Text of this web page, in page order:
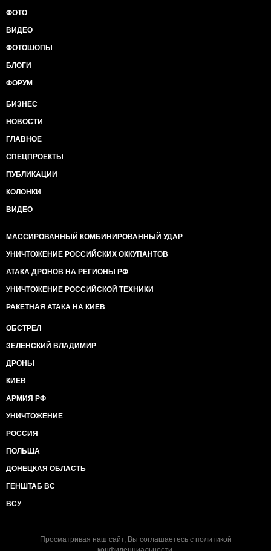
ФОТО
ВИДЕО
ФОТОШОПЫ
БЛОГИ
ФОРУМ
БИЗНЕС
НОВОСТИ
ГЛАВНОЕ
СПЕЦПРОЕКТЫ
ПУБЛИКАЦИИ
КОЛОНКИ
ВИДЕО
МАССИРОВАННЫЙ КОМБИНИРОВАННЫЙ УДАР
УНИЧТОЖЕНИЕ РОССИЙСКИХ ОККУПАНТОВ
АТАКА ДРОНОВ НА РЕГИОНЫ РФ
УНИЧТОЖЕНИЕ РОССИЙСКОЙ ТЕХНИКИ
РАКЕТНАЯ АТАКА НА КИЕВ
ОБСТРЕЛ
ЗЕЛЕНСКИЙ ВЛАДИМИР
ДРОНЫ
КИЕВ
АРМИЯ РФ
УНИЧТОЖЕНИЕ
РОССИЯ
ПОЛЬША
ДОНЕЦКАЯ ОБЛАСТЬ
ГЕНШТАБ ВС
ВСУ
Просматривая наш сайт, Вы соглашаетесь с политикой